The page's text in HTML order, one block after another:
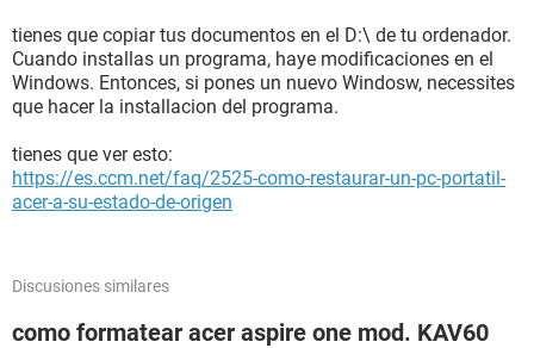
tienes que copiar tus documentos en el D:\ de tu ordenador.
Cuando installas un programa, haye modificaciones en el
Windows. Entonces, si pones un nuevo Windosw, necessites
que hacer la installacion del programa.
tienes que ver esto:
https://es.ccm.net/faq/2525-como-restaurar-un-pc-portatil-
acer-a-su-estado-de-origen
Discusiones similares
como formatear acer aspire one mod. KAV60